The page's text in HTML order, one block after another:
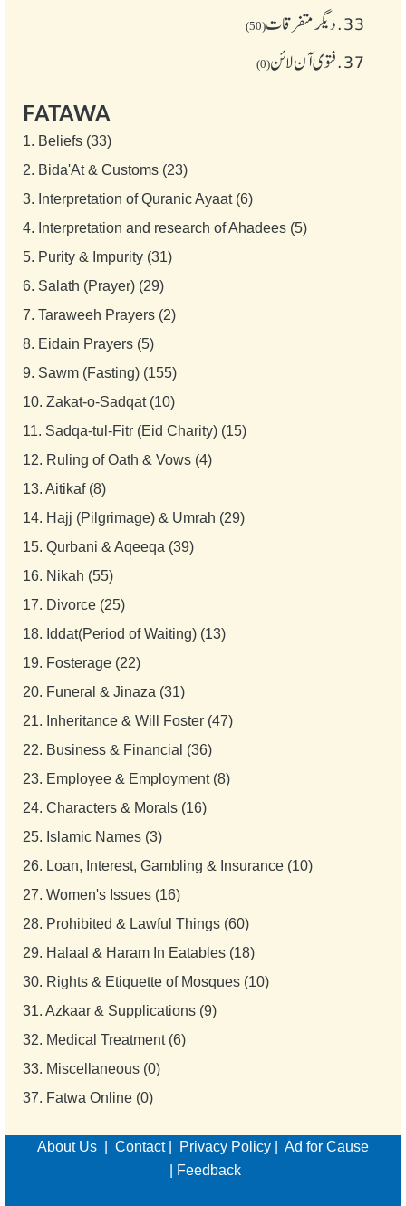
33. دیگر متفرقات(50)
37. فتوی آن لائن(0)
FATAWA
1. Beliefs (33)
2. Bida'At & Customs (23)
3. Interpretation of Quranic Ayaat (6)
4. Interpretation and research of Ahadees (5)
5. Purity & Impurity (31)
6. Salath (Prayer) (29)
7. Taraweeh Prayers (2)
8. Eidain Prayers (5)
9. Sawm (Fasting) (155)
10. Zakat-o-Sadqat (10)
11. Sadqa-tul-Fitr (Eid Charity) (15)
12. Ruling of Oath & Vows (4)
13. Aitikaf (8)
14. Hajj (Pilgrimage) & Umrah (29)
15. Qurbani & Aqeeqa (39)
16. Nikah (55)
17. Divorce (25)
18. Iddat(Period of Waiting) (13)
19. Fosterage (22)
20. Funeral & Jinaza (31)
21. Inheritance & Will Foster (47)
22. Business & Financial (36)
23. Employee & Employment (8)
24. Characters & Morals (16)
25. Islamic Names (3)
26. Loan, Interest, Gambling & Insurance (10)
27. Women's Issues (16)
28. Prohibited & Lawful Things (60)
29. Halaal & Haram In Eatables (18)
30. Rights & Etiquette of Mosques (10)
31. Azkaar & Supplications (9)
32. Medical Treatment (6)
33. Miscellaneous (0)
37. Fatwa Online (0)
About Us Contact| Privacy Policy
Ad for Cause
Feedback